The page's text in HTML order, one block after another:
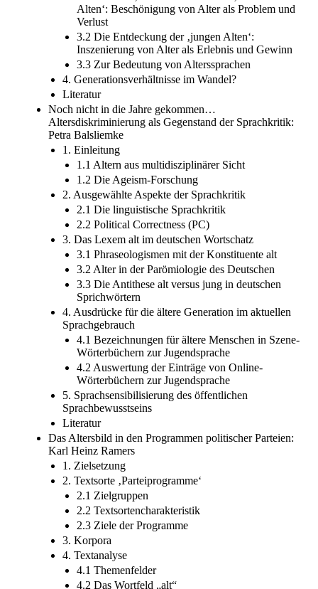
Alten‘: Beschönigung von Alter als Problem und
Verlust
3.2 Die Entdeckung der ‚jungen Alten‘:
Inszenierung von Alter als Erlebnis und Gewinn
3.3 Zur Bedeutung von Alterssprachen
4. Generationsverhältnisse im Wandel?
Literatur
Noch nicht in die Jahre gekommen…
Altersdiskriminierung als Gegenstand der Sprachkritik:
Petra Balsliemke
1. Einleitung
1.1 Altern aus multidisziplinärer Sicht
1.2 Die Ageism-Forschung
2. Ausgewählte Aspekte der Sprachkritik
2.1 Die linguistische Sprachkritik
2.2 Political Correctness (PC)
3. Das Lexem alt im deutschen Wortschatz
3.1 Phraseologismen mit der Konstituente alt
3.2 Alter in der Parömiologie des Deutschen
3.3 Die Antithese alt versus jung in deutschen
Sprichwörtern
4. Ausdrücke für die ältere Generation im aktuellen
Sprachgebrauch
4.1 Bezeichnungen für ältere Menschen in Szene-
Wörterbüchern zur Jugendsprache
4.2 Auswertung der Einträge von Online-
Wörterbüchern zur Jugendsprache
5. Sprachsensibilisierung des öffentlichen
Sprachbewusstseins
Literatur
Das Altersbild in den Programmen politischer Parteien:
Karl Heinz Ramers
1. Zielsetzung
2. Textsorte ‚Parteiprogramme‘
2.1 Zielgruppen
2.2 Textsortencharakteristik
2.3 Ziele der Programme
3. Korpora
4. Textanalyse
4.1 Themenfelder
4.2 Das Wortfeld „alt“